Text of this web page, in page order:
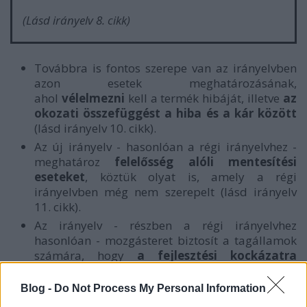
Blog - Do Not Process My Personal Information
(Lásd irányelv 8. cikk)
Továbbra is fontos szerepe van az irányelvben
azon esetek meghatározásának,
ahol vélelmezni kell a termék hibáját, illetve az
okozati összefüggést a hiba és a kár között
(lásd irányelv 10. cikk).
Az új irányelv - hasonlóan a régi irányelvhez -
meghatároz felelősség alóli mentesítési
eseteket, köztük olyat is, amely a régi
irányelvben még nem szerepelt (lásd irányelv
11. cikk).
Az irányelv - részben a régi irányelvhez
hasonlóan - mozgásteret biztosít a tagállamok
számára, hogy a fejlesztési kockázatra
eltérésre vonatkozó szabályokat